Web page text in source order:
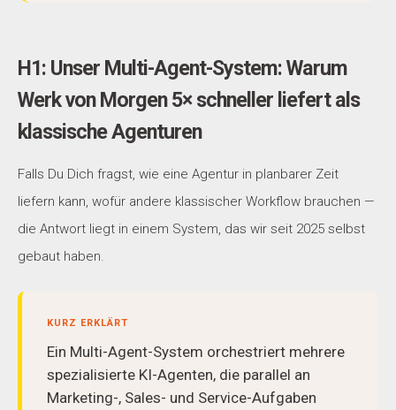
H1: Unser Multi-Agent-System: Warum
Werk von Morgen 5× schneller liefert als
klassische Agenturen
Falls Du Dich fragst, wie eine Agentur in planbarer Zeit
liefern kann, wofür andere klassischer Workflow brauchen —
die Antwort liegt in einem System, das wir seit 2025 selbst
gebaut haben.
KURZ ERKLÄRT
Ein Multi-Agent-System orchestriert mehrere
spezialisierte KI-Agenten, die parallel an
Marketing-, Sales- und Service-Aufgaben